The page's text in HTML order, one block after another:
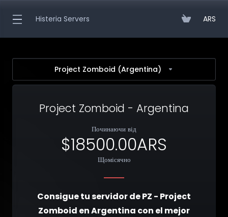
Histeria Servers ARS
Project Zomboid (Argentina)
Project Zomboid - Argentina
Починаючи від
$18500.00ARS
Щомісячно
Consigue tu servidor de PZ - Project
Zomboid en Argentina con el mejor